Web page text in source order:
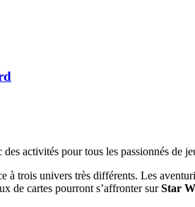
activités pour tous les passionnés de
à trois univers très différents. Les
de cartes pourront s’affronter surStar